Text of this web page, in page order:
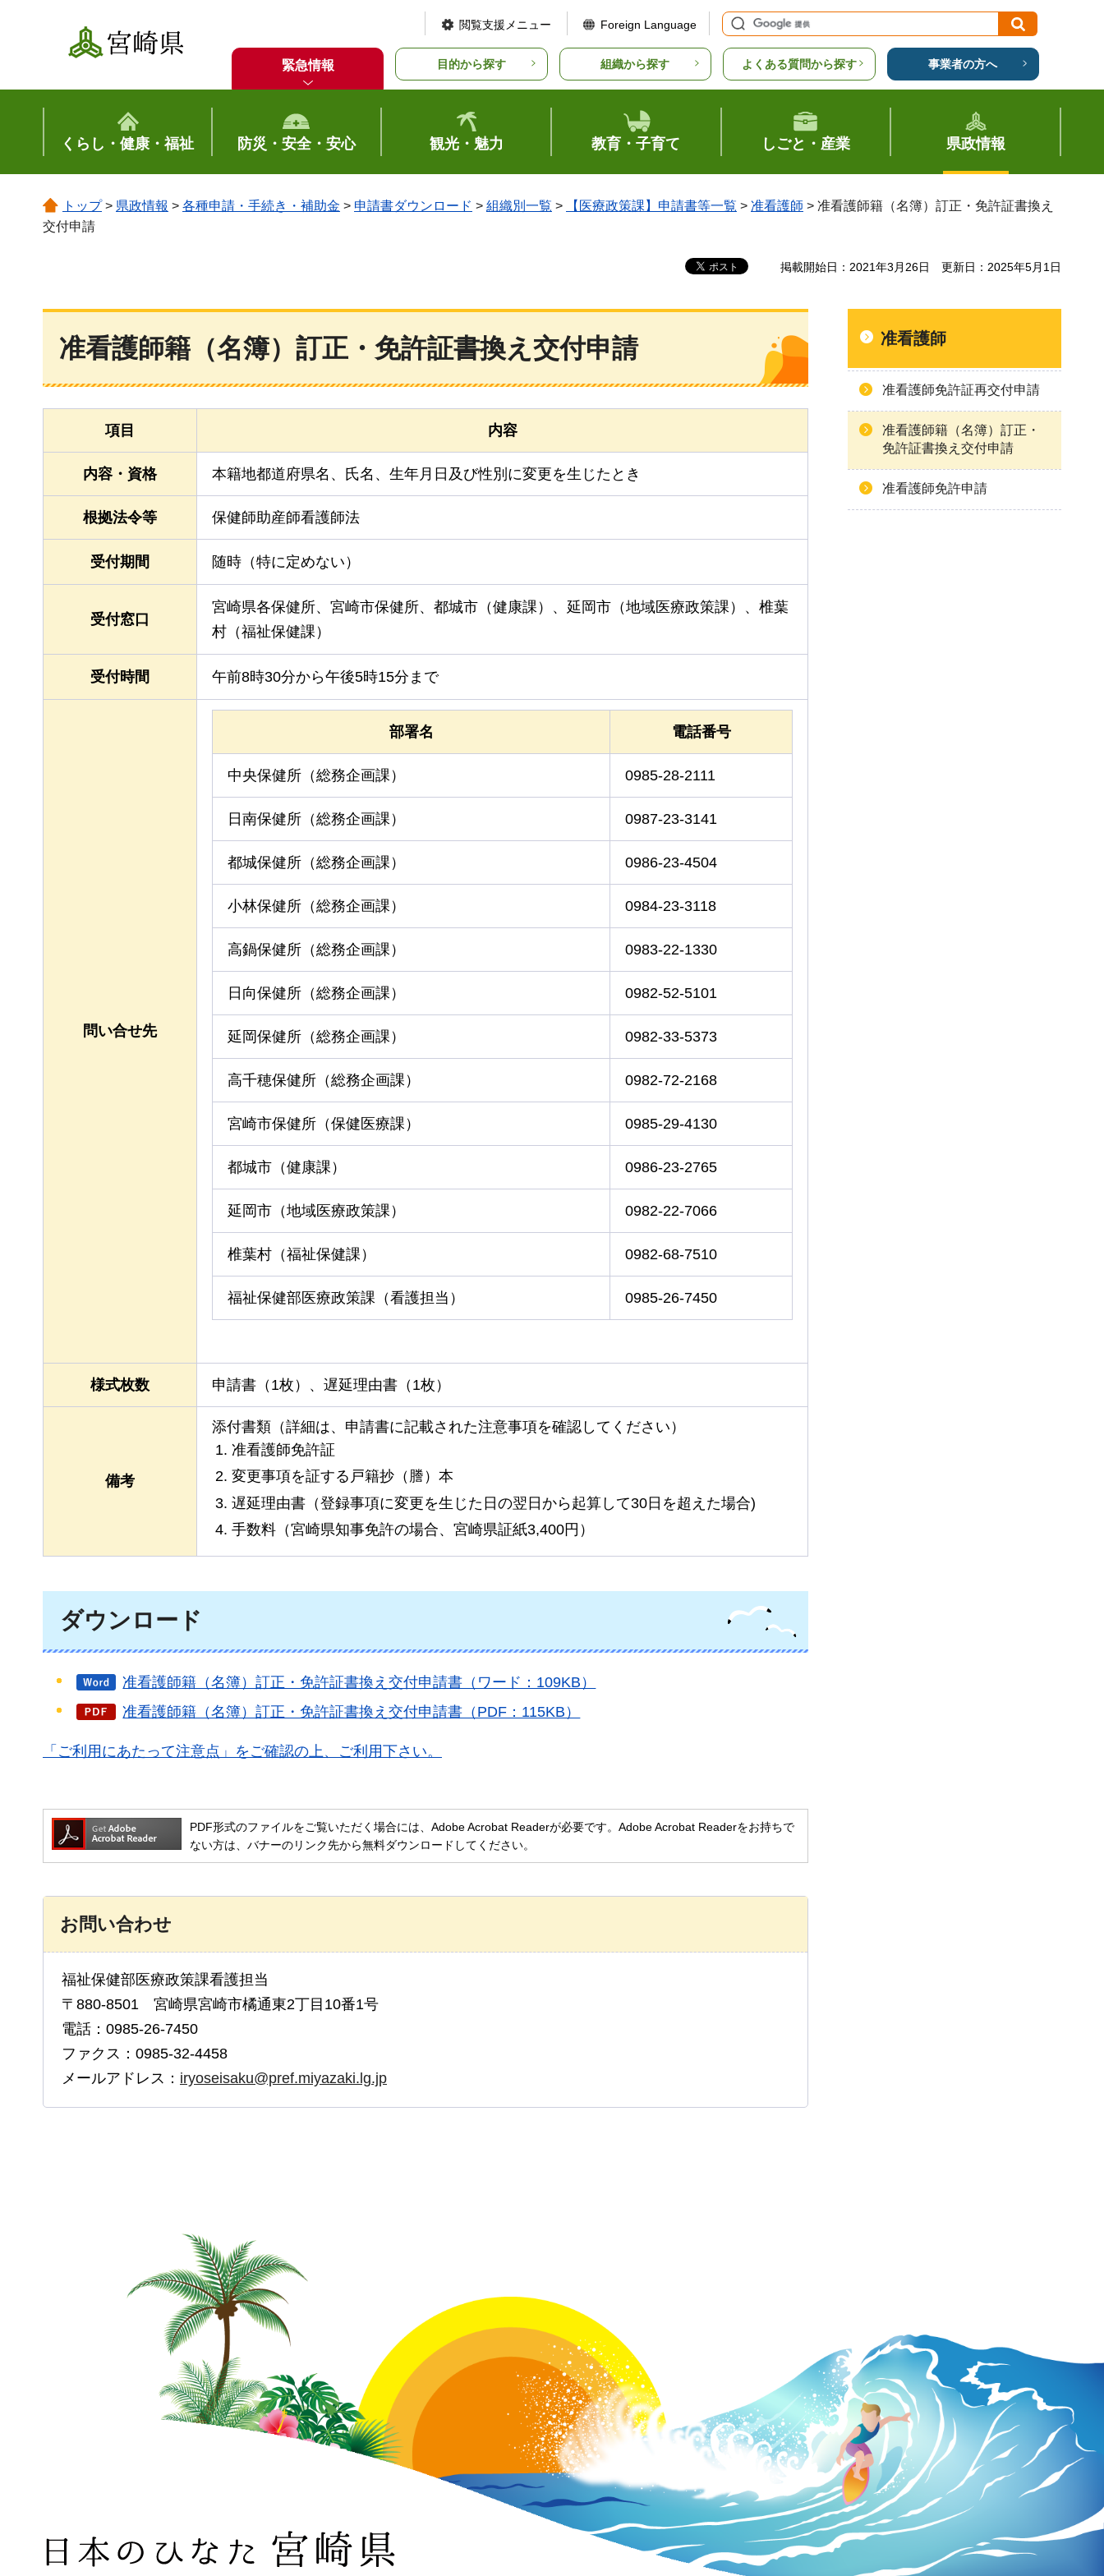
宮崎県
閲覧支援メニュー Foreign Language
緊急情報 目的から探す 組織から探す よくある質問から探す 事業者の方へ
くらし・健康・福祉 防災・安全・安心 観光・魅力 教育・子育て しごと・産業 県政情報
トップ> 県政情報 > 各種申請・手続き・補助金 > 申請書ダウンロード > 組織別一覧 > 【医療政策課】申請書等一覧 > 准看護師 > 准看護師籍（名簿）訂正・免許証書換え
交付申請
掲載開始日：2021年3月26日 更新日：2025年5月1日
准看護師籍（名簿）訂正・免許証書換え交付申請
項目 内容
内容・資格 本籍地都道府県名、氏名、生年月日及び性別に変更を生じたとき
根拠法令等 保健師助産師看護師法
受付期間 随時（特に定めない）
受付窓口
宮崎県各保健所、宮崎市保健所、都城市（健康課）、延岡市（地域医療政策課）、椎葉
村（福祉保健課）
受付時間 午前8時30分から午後5時15分まで
問い合せ先
部署名 電話番号
中央保健所（総務企画課） 0985-28-2111
日南保健所（総務企画課） 0987-23-3141
都城保健所（総務企画課） 0986-23-4504
小林保健所（総務企画課） 0984-23-3118
高鍋保健所（総務企画課） 0983-22-1330
日向保健所（総務企画課） 0982-52-5101
延岡保健所（総務企画課） 0982-33-5373
高千穂保健所（総務企画課） 0982-72-2168
宮崎市保健所（保健医療課） 0985-29-4130
都城市（健康課） 0986-23-2765
延岡市（地域医療政策課） 0982-22-7066
椎葉村（福祉保健課） 0982-68-7510
福祉保健部医療政策課（看護担当） 0985-26-7450
様式枚数 申請書（1枚）、遅延理由書（1枚）
備考
添付書類（詳細は、申請書に記載された注意事項を確認してください）
准看護師免許証
変更事項を証する戸籍抄（謄）本
遅延理由書（登録事項に変更を生じた日の翌日から起算して30日を超えた場合)
手数料（宮崎県知事免許の場合、宮崎県証紙3,400円）
ダウンロード
准看護師籍（名簿）訂正・免許証書換え交付申請書（ワード：109KB）
准看護師籍（名簿）訂正・免許証書換え交付申請書（PDF：115KB）
「ご利用にあたって注意点」をご確認の上、ご利用下さい。
PDF形式のファイルをご覧いただく場合には、Adobe Acrobat Readerが必要です。Adobe Acrobat Readerをお持ちで
ない方は、バナーのリンク先から無料ダウンロードしてください。
お問い合わせ
福祉保健部医療政策課看護担当
〒880-8501 宮崎県宮崎市橘通東2丁目10番1号
電話：0985-26-7450
ファクス：0985-32-4458
メールアドレス： iryoseisaku@pref.miyazaki.lg.jp
准看護師
准看護師免許証再交付申請
准看護師籍（名簿）訂正・
免許証書換え交付申請
准看護師免許申請
日本のひなた 宮崎県 MIYAZAKI PREFECTURE